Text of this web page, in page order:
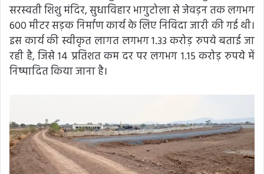
सरस्वती शिशु मंदिर, सुधाविहार भागुटोला से जेवड़न तक लगभग
600 मीटर सड़क निर्माण कार्य के लिए निविदा जारी की गई थी।
इस कार्य की स्वीकृत लागत लगभग 1.33 करोड़ रुपये बताई जा
रही है, जिसे 14 प्रतिशत कम दर पर लगभग 1.15 करोड़ रुपये में
निष्पादित किया जाना है।